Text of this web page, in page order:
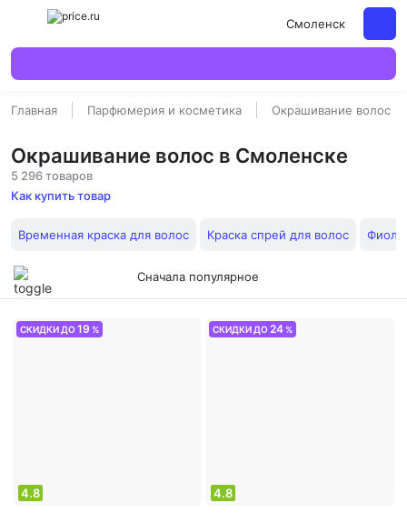
Смоленск
Главная Парфюмерия и косметика Окрашивание волос
Окрашивание волос в Смоленске
5 296 товаров
Как купить товар
Временная краска для волос Краска спрей для волос
Сначала популярное
СКИДКИ ДО19 %
4.8
СКИДКИ ДО24 %
4.8